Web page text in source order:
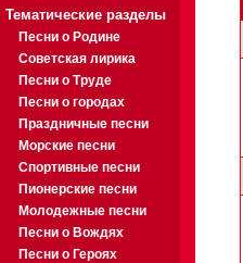
Тематические разделы
Песни о Родине
Советская лирика
Песни о Труде
Песни о городах
Праздничные песни
Морские песни
Спортивные песни
Пионерские песни
Молодежные песни
Песни о Вождях
Песни о Героях